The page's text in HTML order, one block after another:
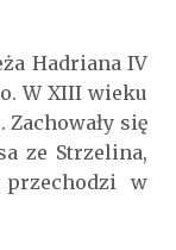
Hadriana IV
W XIII wieku
się
ze Strzelina,
przechodzi w